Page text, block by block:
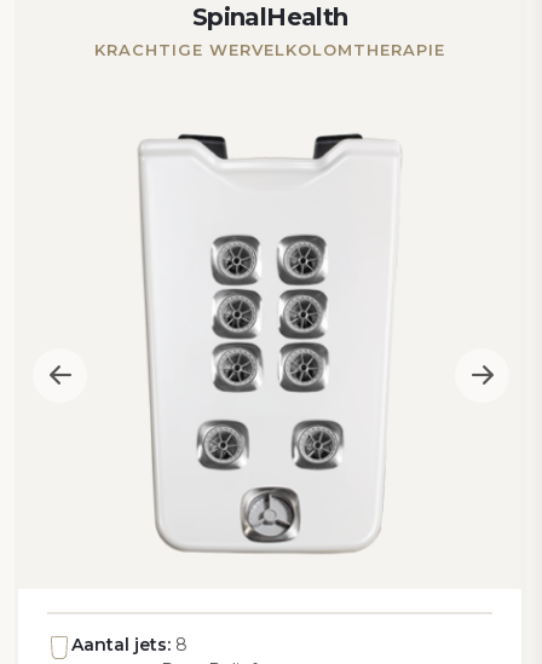
SpinalHealth
KRACHTIGE WERVELKOLOMTHERAPIE
Aantal jets: 8